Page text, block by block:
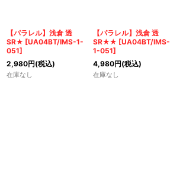
【パラレル】浅倉 透
SR★ [UA04BT/IMS-1-
051]
2,980円(税込)
在庫なし
【パラレル】浅倉 透
SR★★ [UA04BT/IMS-
1-051]
4,980円(税込)
在庫なし